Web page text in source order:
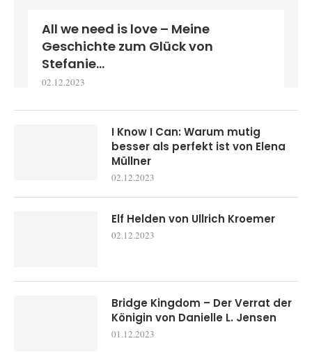
All we need is love – Meine
Geschichte zum Glück von
Stefanie...
02.12.2023
I Know I Can: Warum mutig
besser als perfekt ist von Elena
Müllner
02.12.2023
Elf Helden von Ullrich Kroemer
02.12.2023
Bridge Kingdom – Der Verrat der
Königin von Danielle L. Jensen
01.12.2023